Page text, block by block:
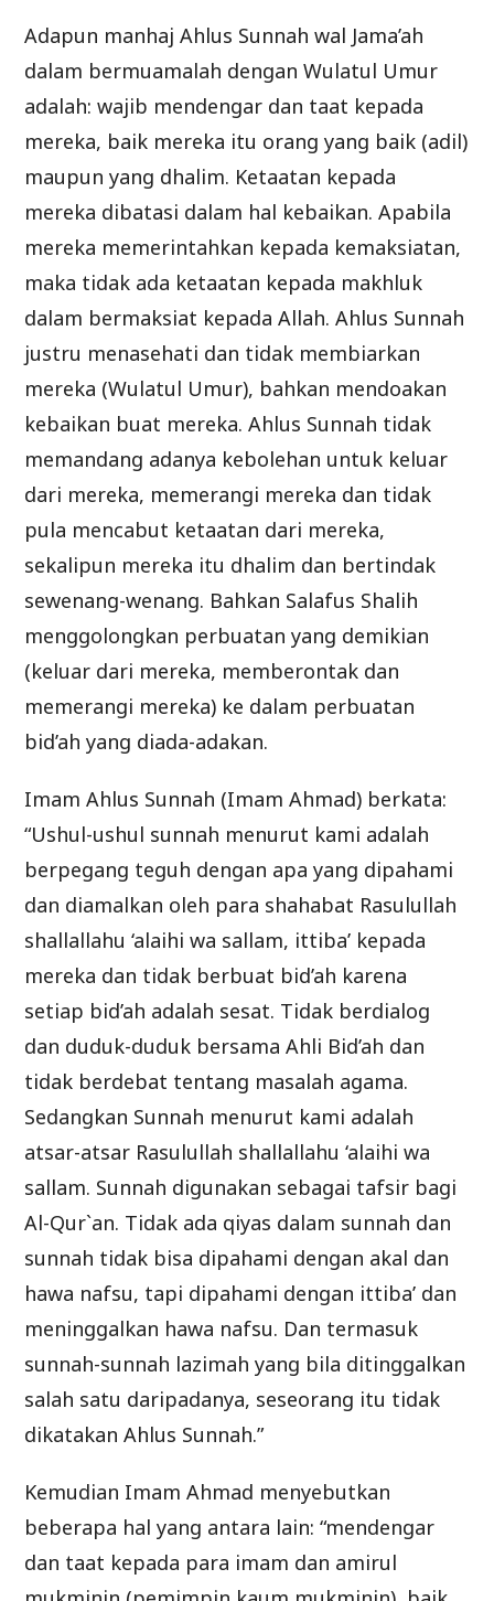
Adapun manhaj Ahlus Sunnah wal Jama’ah
dalam bermuamalah dengan Wulatul Umur
adalah: wajib mendengar dan taat kepada
mereka, baik mereka itu orang yang baik (adil)
maupun yang dhalim. Ketaatan kepada
mereka dibatasi dalam hal kebaikan. Apabila
mereka memerintahkan kepada kemaksiatan,
maka tidak ada ketaatan kepada makhluk
dalam bermaksiat kepada Allah. Ahlus Sunnah
justru menasehati dan tidak membiarkan
mereka (Wulatul Umur), bahkan mendoakan
kebaikan buat mereka. Ahlus Sunnah tidak
memandang adanya kebolehan untuk keluar
dari mereka, memerangi mereka dan tidak
pula mencabut ketaatan dari mereka,
sekalipun mereka itu dhalim dan bertindak
sewenang-wenang. Bahkan Salafus Shalih
menggolongkan perbuatan yang demikian
(keluar dari mereka, memberontak dan
memerangi mereka) ke dalam perbuatan
bid’ah yang diada-adakan.
Imam Ahlus Sunnah (Imam Ahmad) berkata:
“Ushul-ushul sunnah menurut kami adalah
berpegang teguh dengan apa yang dipahami
dan diamalkan oleh para shahabat Rasulullah
shallallahu ‘alaihi wa sallam, ittiba’ kepada
mereka dan tidak berbuat bid’ah karena
setiap bid’ah adalah sesat. Tidak berdialog
dan duduk-duduk bersama Ahli Bid’ah dan
tidak berdebat tentang masalah agama.
Sedangkan Sunnah menurut kami adalah
atsar-atsar Rasulullah shallallahu ‘alaihi wa
sallam. Sunnah digunakan sebagai tafsir bagi
Al-Qur`an. Tidak ada qiyas dalam sunnah dan
sunnah tidak bisa dipahami dengan akal dan
hawa nafsu, tapi dipahami dengan ittiba’ dan
meninggalkan hawa nafsu. Dan termasuk
sunnah-sunnah lazimah yang bila ditinggalkan
salah satu daripadanya, seseorang itu tidak
dikatakan Ahlus Sunnah.”
Kemudian Imam Ahmad menyebutkan
beberapa hal yang antara lain: “mendengar
dan taat kepada para imam dan amirul